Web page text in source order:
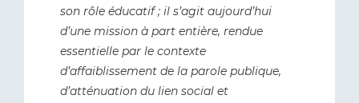
son rôle éducatif ; il s’agit aujourd’hui
d’une mission à part entière, rendue
essentielle par le contexte
d’affaiblissement de la parole publique,
d’atténuation du lien social et